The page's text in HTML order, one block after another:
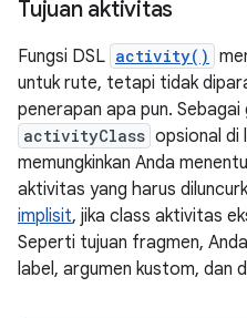
Tujuan aktivitas
Fungsi DSL activity()
untuk rute, tetapi tidak
penerapan apa pun.
activityClass opsional di
memungkinkan Anda
aktivitas yang harus
implisit, jika class aktivitas
Seperti tujuan fragmen,
label, argumen kustom, dan